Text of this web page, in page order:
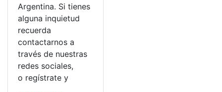
Argentina. Si tienes
alguna inquietud
recuerda
contactarnos a
través de nuestras
redes sociales,
o regístrate y